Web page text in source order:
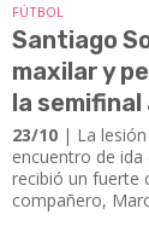
FÚTBOL
Santiago
maxilar y
la semifinal
23/10 | La
encuentro de
recibió un fuerte
compañero,